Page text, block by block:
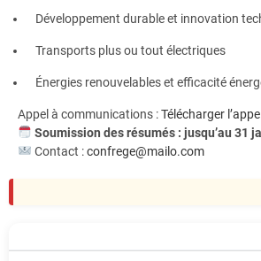
Développement durable et innovation
Transports plus ou tout électriques
Énergies renouvelables et efficacité
Appel à communications :Télécharger
Soumission des résumés : jusqu’au 31
Contact :confrege@mailo.com